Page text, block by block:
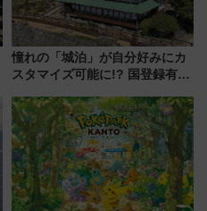
憧れの「城泊」が自分好みにカ
スタマイズ可能に!? 国登録有形
にオーダーメイド型の宿泊プラ
ンが誕生！